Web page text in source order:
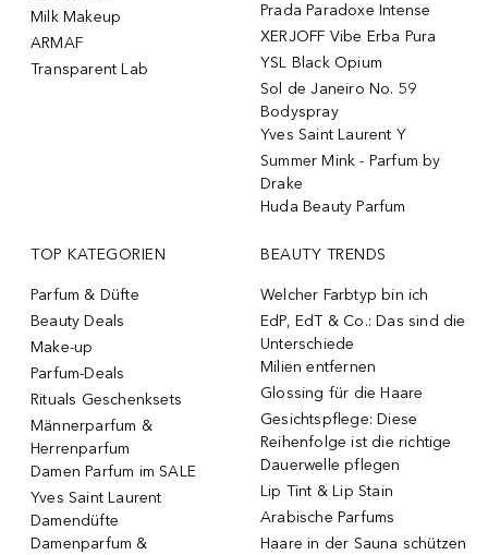
Milk Makeup
ARMAF
Transparent Lab
Prada Paradoxe Intense
XERJOFF Vibe Erba Pura
YSL Black Opium
Sol de Janeiro No. 59
Bodyspray
Yves Saint Laurent Y
Summer Mink - Parfum by
Drake
Huda Beauty Parfum
TOP KATEGORIEN
Parfum & Düfte
Beauty Deals
Make-up
Parfum-Deals
Rituals Geschenksets
Männerparfum &
Herrenparfum
Damen Parfum im SALE
Yves Saint Laurent
Damendüfte
Damenparfum &
BEAUTY TRENDS
Welcher Farbtyp bin ich
EdP, EdT & Co.: Das sind die
Unterschiede
Milien entfernen
Glossing für die Haare
Gesichtspflege: Diese
Reihenfolge ist die richtige
Dauerwelle pflegen
Lip Tint & Lip Stain
Arabische Parfums
Haare in der Sauna schützen